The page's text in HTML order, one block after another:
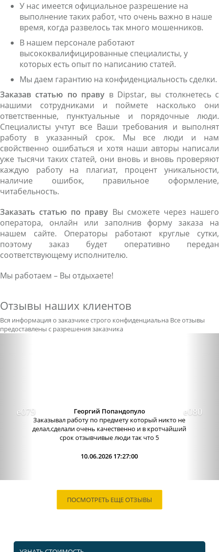
У нас имеется официальное разрешение на
выполнение таких работ, что очень важно в наше
время, когда развелось так много мошенников.
В нашем персонале работают
высококвалифицированные специалисты, у
которых есть опыт по написанию статей.
Мы даем гарантию на конфиденциальность сделки.
Заказав статью по праву в Dipstar, вы столкнетесь с
нашими сотрудниками и поймете насколько они
ответственные, пунктуальные и порядочные люди.
Специалисты учтут все Ваши требования и выполнят
работу в указанный срок. Мы все люди и нам
свойственно ошибаться и хотя наши авторы написали
уже тысячи таких статей, они вновь и вновь проверяют
каждую работу на плагиат, процент уникальности,
наличие ошибок, правильное оформление,
читабельность.
Заказать статью по праву Вы сможете через нашего
оператора, онлайн или заполнив форму заказа на
нашем сайте. Операторы работают круглые сутки,
поэтому заказ будет оперативно передан
соответствующему исполнителю.
Мы работаем – Вы отдыхаете!
Отзывы наших клиентов
Вся информация о заказчике строго конфиденциальна Все отзывы
предоставлены с разрешения заказчика
Георгий Попандопуло
Заказывал работу по предмету который никто не
делал,сделали очень качественно и в кротчайший
срок отзывчивые люди так что 5
10.06.2026 17:27:00
ПОСМОТРЕТЬ ЕЩЕ ОТЗЫВЫ